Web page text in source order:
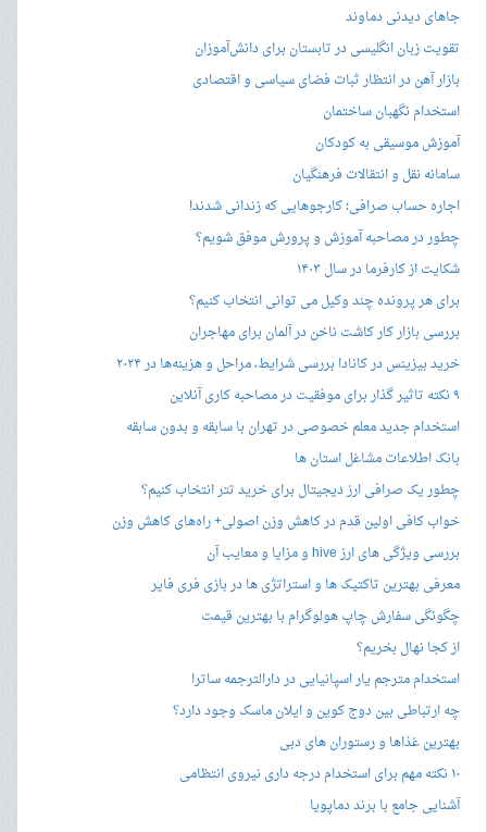
جاهای دیدنی دماوند
تقویت زبان انگلیسی در تابستان برای دانش‌آموزان
بازار آهن در انتظار ثبات فضای سیاسی و اقتصادی
استخدام نگهبان ساختمان
آموزش موسیقی به کودکان
سامانه نقل و انتقالات فرهنگیان
اجاره حساب صرافی؛ کارجوهایی که زندانی شدند!
چطور در مصاحبه‌ آموزش و پرورش موفق شویم؟
شکایت از کارفرما در سال ۱۴۰۳
برای هر پرونده چند وکیل می توانی انتخاب کنیم؟
بررسی بازار کار کاشت ناخن در آلمان برای مهاجران
خرید بیزینس در کانادا بررسی شرایط، مراحل و هزینه‌ها در ۲۰۲۴
۹ نکته تاثیر گذار برای موفقیت در مصاحبه کاری آنلاین
استخدام جدید معلم خصوصی در تهران با سابقه و بدون سابقه
بانک اطلاعات مشاغل استان ها
چطور یک صرافی ارز دیجیتال برای خرید تتر انتخاب کنیم؟
خواب کافی اولین قدم در کاهش وزن اصولی+ راه‌های کاهش وزن
بررسی ویژگی های ارز hive و مزایا و معایب آن
معرفی بهترین تاکتیک ها و استراتژی ها در بازی فری فایر
چگونگی سفارش چاپ هولوگرام با بهترین قیمت
از کجا نهال بخریم؟
استخدام مترجم یار اسپانیایی در دارالترجمه ساترا
چه ارتباطی بین دوج کوین و ایلان ماسک وجود دارد؟
بهترین غذاها و رستوران های دبی
۱۰ نکته مهم برای استخدام درجه داری نیروی انتظامی
آشنایی جامع با برند دماپویا